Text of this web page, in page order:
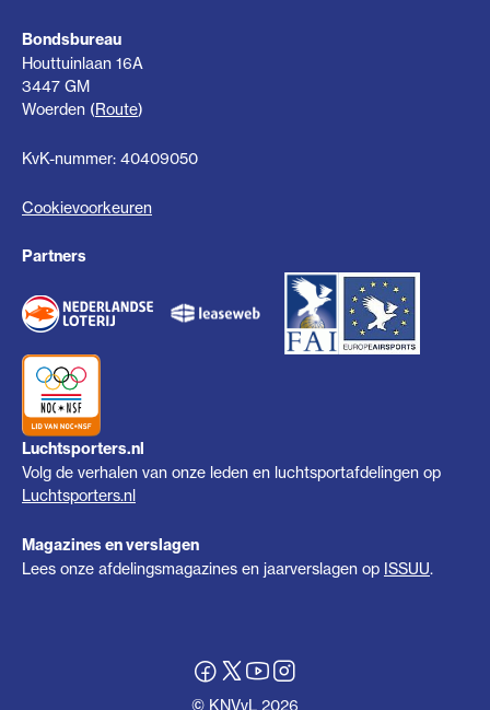
Bondsbureau
Houttuinlaan 16A
3447 GM
Woerden (Route)
KvK-nummer: 40409050
Cookievoorkeuren
Partners
Luchtsporters.nl
Volg de verhalen van onze leden en luchtsportafdelingen op
Luchtsporters.nl
Magazines en verslagen
Lees onze afdelingsmagazines en jaarverslagen op ISSUU.
© KNVvL 2026